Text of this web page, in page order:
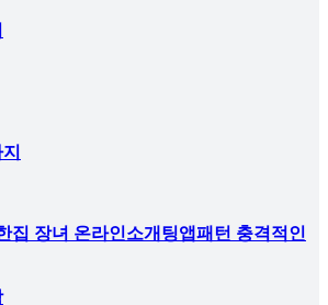
집 장녀 온라인소개팅앱패턴 충격적인